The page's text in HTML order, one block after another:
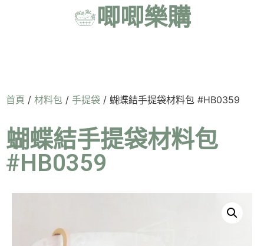
唧唧樂購
首頁 / 材料包 / 手提袋 / 蝴蝶結手提袋材料包 #HB0359
蝴蝶結手提袋材料包
#HB0359